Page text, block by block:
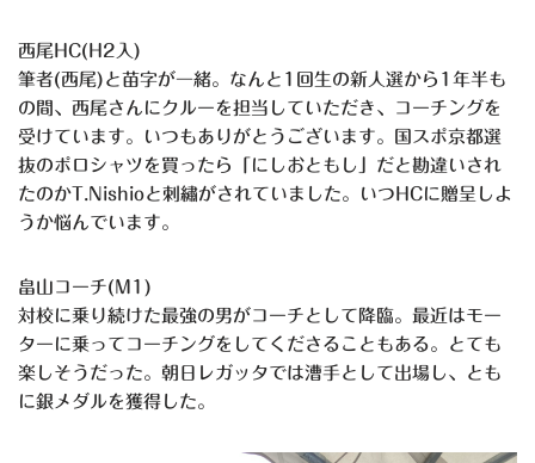
西尾HC(H2入)
筆者(西尾)と苗字が一緒。なんと1回生の新人選から1年半も
の間、西尾さんにクルーを担当していただき、コーチングを
受けています。いつもありがとうございます。国スポ京都選
抜のポロシャツを買ったら「にしおともし」だと勘違いされ
たのかT.Nishioと刺繡がされていました。いつHCに贈呈しよ
うか悩んでいます。
畠山コーチ(M1)
対校に乗り続けた最強の男がコーチとして降臨。最近はモー
ターに乗ってコーチングをしてくださることもある。とても
楽しそうだった。朝日レガッタでは漕手として出場し、とも
に銀メダルを獲得した。